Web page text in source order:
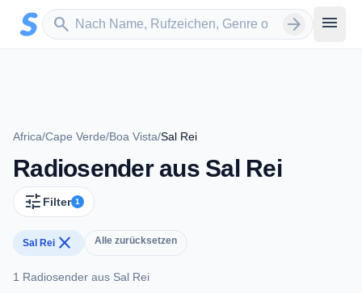
Zum Hauptinhalt springen
search
Sender suchen arrow_forward menu
Africa/Cape Verde/Boa Vista/Sal Rei
Radiosender aus Sal Rei
tune Filter 1
Sal Rei close Alle zurücksetzen
1 Radiosender aus Sal Rei